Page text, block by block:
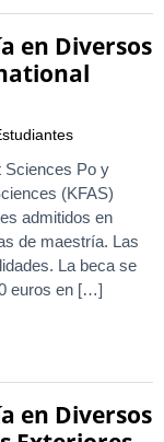
en Diversos
Sciences Po y
(KFAS)
admitidos en
de maestría. Las
La beca se
euros en […]
en Diversos